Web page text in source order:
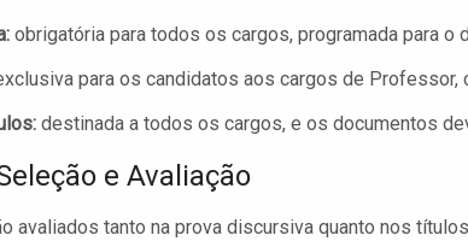
obrigatória para todos os cargos, programada para
para os candidatos aos cargos de Professor,
destinada a todos os cargos, e os documentos
e Avaliação
avaliados tanto na prova discursiva quanto nos